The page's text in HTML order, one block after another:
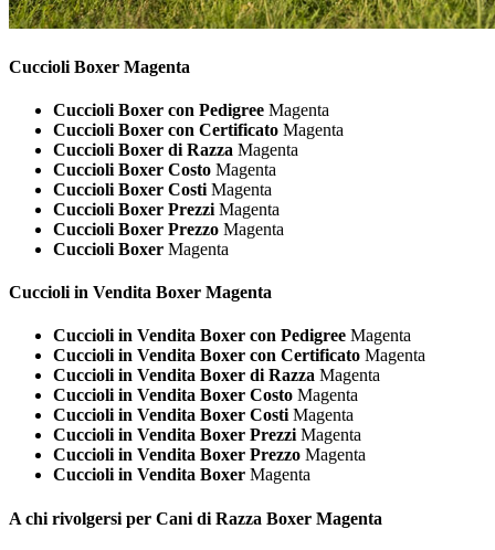
Cuccioli Boxer Magenta
Cuccioli Boxer con Pedigree Magenta
Cuccioli Boxer con Certificato Magenta
Cuccioli Boxer di Razza Magenta
Cuccioli Boxer Costo Magenta
Cuccioli Boxer Costi Magenta
Cuccioli Boxer Prezzi Magenta
Cuccioli Boxer Prezzo Magenta
Cuccioli Boxer Magenta
Cuccioli in Vendita Boxer Magenta
Cuccioli in Vendita Boxer con Pedigree Magenta
Cuccioli in Vendita Boxer con Certificato Magenta
Cuccioli in Vendita Boxer di Razza Magenta
Cuccioli in Vendita Boxer Costo Magenta
Cuccioli in Vendita Boxer Costi Magenta
Cuccioli in Vendita Boxer Prezzi Magenta
Cuccioli in Vendita Boxer Prezzo Magenta
Cuccioli in Vendita Boxer Magenta
A chi rivolgersi per Cani di Razza Boxer Magenta